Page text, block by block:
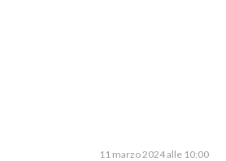
11 marzo 2024 alle 10:00